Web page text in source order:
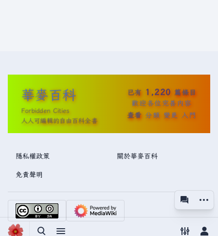
視圖
更多
華麥百科
Forbidden Cities
人人可編輯的自由百科全書
已有 1,220 篇條目
歡迎各位完善內容
查看 分類 變更 入門
隱私權政策 關於華麥百科
免責聲明